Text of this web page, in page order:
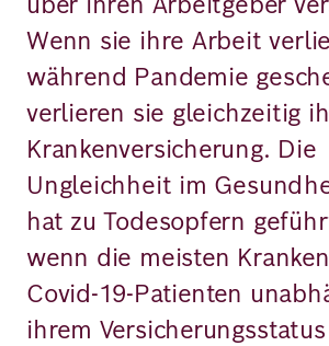
Wenn sie ihre Arbeit
während Pandemie
verlieren sie gleichzeitig
Krankenversicherung. Die
Ungleichheit im
hat zu Todesopfern
wenn die meisten
Covid-19-Patienten
ihrem